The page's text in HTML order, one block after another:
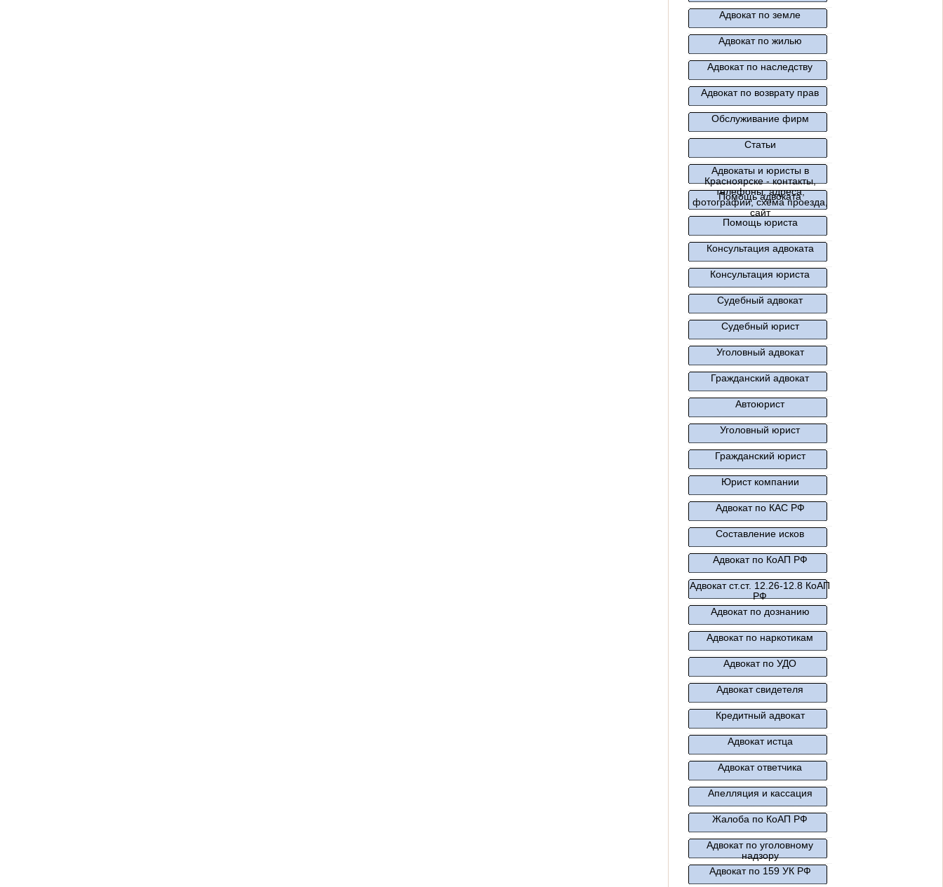
Адвокат по земле
Адвокат по жилью
Адвокат по наследству
Адвокат по возврату прав
Обслуживание фирм
Статьи
Адвокаты и юристы в
Красноярске - контакты,
телефоны, адреса,
фотографии, схема проезда,
сайт
Помощь адвоката
Помощь юриста
Консультация адвоката
Консультация юриста
Судебный адвокат
Судебный юрист
Уголовный адвокат
Гражданский адвокат
Автоюрист
Уголовный юрист
Гражданский юрист
Юрист компании
Адвокат по КАС РФ
Составление исков
Адвокат по КоАП РФ
Адвокат ст.ст. 12.26-12.8 КоАП
РФ
Адвокат по дознанию
Адвокат по наркотикам
Адвокат по УДО
Адвокат свидетеля
Кредитный адвокат
Адвокат истца
Адвокат ответчика
Апелляция и кассация
Жалоба по КоАП РФ
Адвокат по уголовному
надзору
Адвокат по 159 УК РФ